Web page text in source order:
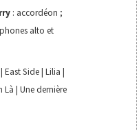
: accordéon ;
alto et
East Side | Lilia |
| Une dernière